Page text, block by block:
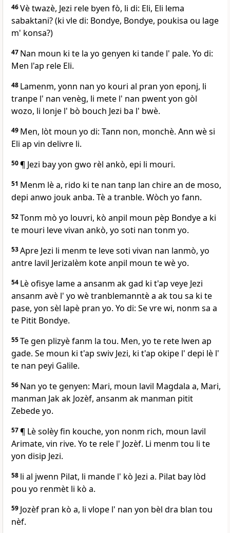
46Vè twazè, Jezi rele byen fò, li di: Eli, Eli lema
sabaktani? (ki vle di: Bondye, Bondye, poukisa ou lage
m' konsa?)
47 Nan moun ki te la yo genyen ki tande l' pale. Yo di:
Men l'ap rele Eli.
48 Lamenm, yonn nan yo kouri al pran yon eponj, li
tranpe l' nan venèg, li mete l' nan pwent yon gòl
wozo, li lonje l' bò bouch Jezi ba l' bwè.
49 Men, lòt moun yo di: Tann non, monchè. Ann wè si
Eli ap vin delivre li.
50¶ Jezi bay yon gwo rèl ankò, epi li mouri.
51 Menm lè a, rido ki te nan tanp lan chire an de moso,
depi anwo jouk anba. Tè a tranble. Wòch yo fann.
52Tonm mò yo louvri, kò anpil moun pèp Bondye a ki
te mouri leve vivan ankò, yo soti nan tonm yo.
53Apre Jezi li menm te leve soti vivan nan lanmò, yo
antre lavil Jerizalèm kote anpil moun te wè yo.
54 Lè ofisye lame a ansanm ak gad ki t'ap veye Jezi
ansanm avè l' yo wè tranblemanntè a ak tou sa ki te
pase, yon sèl lapè pran yo. Yo di: Se vre wi, nonm sa a
te Pitit Bondye.
55Te gen plizyè fanm la tou. Men, yo te rete lwen ap
gade. Se moun ki t'ap swiv Jezi, ki t'ap okipe l' depi lè l'
te nan peyi Galile.
56 Nan yo te genyen: Mari, moun lavil Magdala a, Mari,
manman Jak ak Jozèf, ansanm ak manman pitit
Zebede yo.
57¶ Lè solèy fin kouche, yon nonm rich, moun lavil
Arimate, vin rive. Yo te rele l' Jozèf. Li menm tou li te
yon disip Jezi.
58 li al jwenn Pilat, li mande l' kò Jezi a. Pilat bay lòd
pou yo renmèt li kò a.
59 Jozèf pran kò a, li vlope l' nan yon bèl dra blan tou
nèf.